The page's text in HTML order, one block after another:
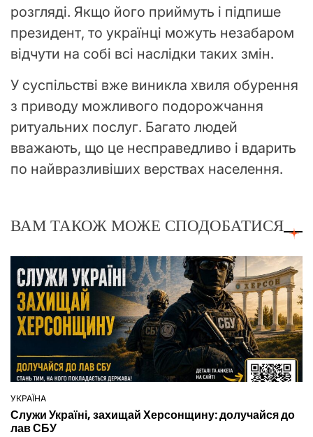
розгляді. Якщо його приймуть і підпише
президент, то українці можуть незабаром
відчути на собі всі наслідки таких змін.
У суспільстві вже виникла хвиля обурення
з приводу можливого подорожчання
ритуальних послуг. Багато людей
вважають, що це несправедливо і вдарить
по найвразливіших верствах населення.
ВАМ ТАКОЖ МОЖЕ СПОДОБАТИСЯ
ОПУБЛІКУВАТИ
У
УКРАЇНА
Служи Україні, захищай Херсонщину: долучайся до
лав СБУ